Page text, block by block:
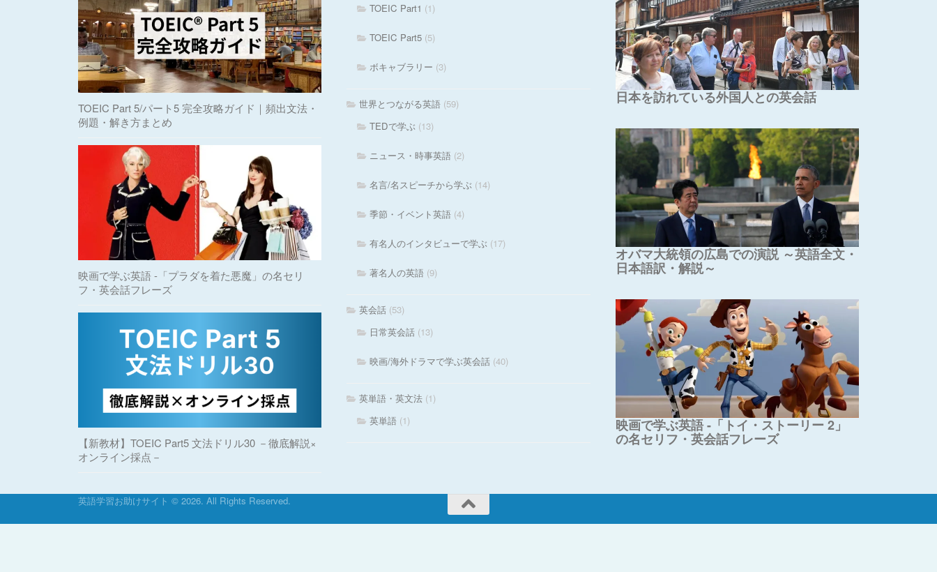
TOEIC Part 5/パート5 完全攻略ガイド｜頻出文法・
例題・解き方まとめ
映画で学ぶ英語 -「プラダを着た悪魔」の名セリ
フ・英会話フレーズ
【新教材】TOEIC Part5 文法ドリル30 －徹底解説×
オンライン採点－
TOEIC Part1 (1)
TOEIC Part5 (5)
ボキャブラリー (3)
世界とつながる英語 (59)
TEDで学ぶ (13)
ニュース・時事英語 (2)
名言/名スピーチから学ぶ (14)
季節・イベント英語 (4)
有名人のインタビューで学ぶ (17)
著名人の英語 (9)
英会話 (53)
日常英会話 (13)
映画/海外ドラマで学ぶ英会話 (40)
英単語・英文法 (1)
英単語 (1)
日本を訪れている外国人との英会話
オバマ大統領の広島での演説 ～英語全文・
日本語訳・解説～
映画で学ぶ英語 -「トイ・ストーリー 2」
の名セリフ・英会話フレーズ
英語学習お助けサイト © 2026. All Rights Reserved.